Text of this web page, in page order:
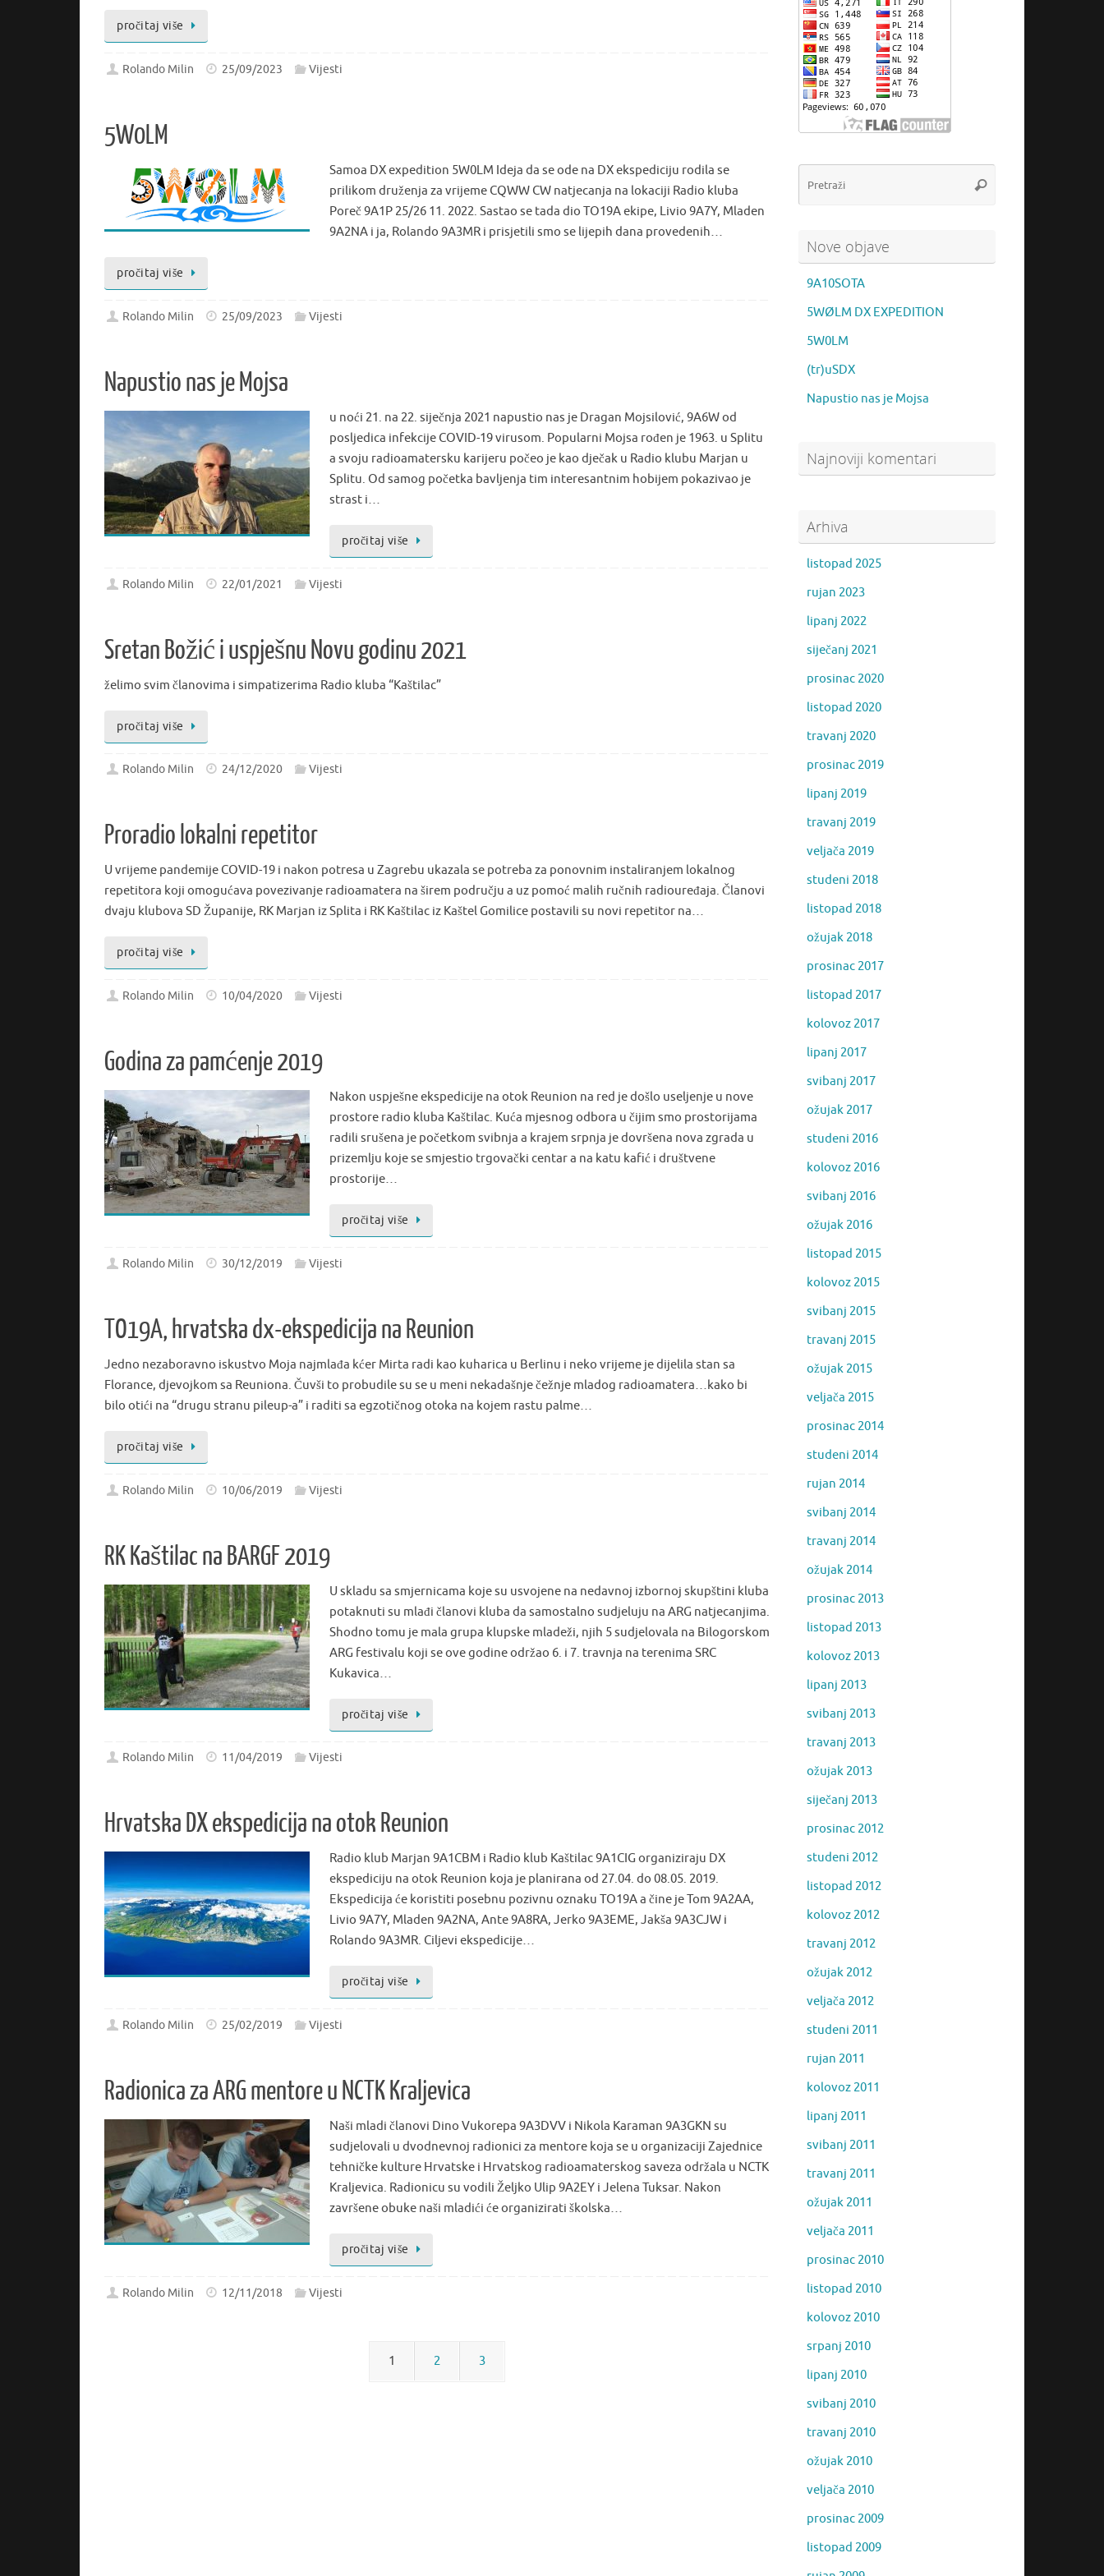
pročitaj više
Rolando Milin 25/09/2023 Vijesti
5W0LM
Samoa DX expedition 5W0LM Ideja da se ode na DX ekspediciju rodila se
prilikom druženja za vrijeme CQWW CW natjecanja na lokaciji Radio kluba
Poreč 9A1P 25/26 11. 2022. Sastao se tada dio TO19A ekipe, Livio 9A7Y, Mladen
9A2NA i ja, Rolando 9A3MR i prisjetili smo se lijepih dana provedenih…
pročitaj više
Rolando Milin 25/09/2023 Vijesti
Napustio nas je Mojsa
u noći 21. na 22. siječnja 2021 napustio nas je Dragan Mojsilović, 9A6W od
posljedica infekcije COVID-19 virusom. Popularni Mojsa rođen je 1963. u Splitu
a svoju radioamatersku karijeru počeo je kao dječak u Radio klubu Marjan u
Splitu. Od samog početka bavljenja tim interesantnim hobijem pokazivao je
strast i…
pročitaj više
Rolando Milin 22/01/2021 Vijesti
Sretan Božić i uspješnu Novu godinu 2021
želimo svim članovima i simpatizerima Radio kluba “Kaštilac”
pročitaj više
Rolando Milin 24/12/2020 Vijesti
Proradio lokalni repetitor
U vrijeme pandemije COVID-19 i nakon potresa u Zagrebu ukazala se potreba za ponovnim instaliranjem lokalnog
repetitora koji omogućava povezivanje radioamatera na širem području a uz pomoć malih ručnih radiouređaja. Članovi
dvaju klubova SD Županije, RK Marjan iz Splita i RK Kaštilac iz Kaštel Gomilice postavili su novi repetitor na…
pročitaj više
Rolando Milin 10/04/2020 Vijesti
Godina za pamćenje 2019
Nakon uspješne ekspedicije na otok Reunion na red je došlo useljenje u nove
prostore radio kluba Kaštilac. Kuća mjesnog odbora u čijim smo prostorijama
radili srušena je početkom svibnja a krajem srpnja je dovršena nova zgrada u
prizemlju koje se smjestio trgovački centar a na katu kafić i društvene
prostorije…
pročitaj više
Rolando Milin 30/12/2019 Vijesti
TO19A, hrvatska dx-ekspedicija na Reunion
Jedno nezaboravno iskustvo Moja najmlađa kćer Mirta radi kao kuharica u Berlinu i neko vrijeme je dijelila stan sa
Florance, djevojkom sa Reuniona. Čuvši to probudile su se u meni nekadašnje čežnje mladog radioamatera…kako bi
bilo otići na “drugu stranu pileup-a” i raditi sa egzotičnog otoka na kojem rastu palme…
pročitaj više
Rolando Milin 10/06/2019 Vijesti
RK Kaštilac na BARGF 2019
U skladu sa smjernicama koje su usvojene na nedavnoj izbornoj skupštini kluba
potaknuti su mlađi članovi kluba da samostalno sudjeluju na ARG natjecanjima.
Shodno tomu je mala grupa klupske mladeži, njih 5 sudjelovala na Bilogorskom
ARG festivalu koji se ove godine održao 6. i 7. travnja na terenima SRC
Kukavica…
pročitaj više
Rolando Milin 11/04/2019 Vijesti
Hrvatska DX ekspedicija na otok Reunion
Radio klub Marjan 9A1CBM i Radio klub Kaštilac 9A1CIG organiziraju DX
ekspediciju na otok Reunion koja je planirana od 27.04. do 08.05. 2019.
Ekspedicija će koristiti posebnu pozivnu oznaku TO19A a čine je Tom 9A2AA,
Livio 9A7Y, Mladen 9A2NA, Ante 9A8RA, Jerko 9A3EME, Jakša 9A3CJW i
Rolando 9A3MR. Ciljevi ekspedicije…
pročitaj više
Rolando Milin 25/02/2019 Vijesti
Radionica za ARG mentore u NCTK Kraljevica
Naši mladi članovi Dino Vukorepa 9A3DVV i Nikola Karaman 9A3GKN su
sudjelovali u dvodnevnoj radionici za mentore koja se u organizaciji Zajednice
tehničke kulture Hrvatske i Hrvatskog radioamaterskog saveza održala u NCTK
Kraljevica. Radionicu su vodili Željko Ulip 9A2EY i Jelena Tuksar. Nakon
završene obuke naši mladići će organizirati školska…
pročitaj više
Rolando Milin 12/11/2018 Vijesti
1 2 3
Pretraži
Nove objave
9A10SOTA
5WØLM DX EXPEDITION
5W0LM
(tr)uSDX
Napustio nas je Mojsa
Najnoviji komentari
Arhiva
listopad 2025
rujan 2023
lipanj 2022
siječanj 2021
prosinac 2020
listopad 2020
travanj 2020
prosinac 2019
lipanj 2019
travanj 2019
veljača 2019
studeni 2018
listopad 2018
ožujak 2018
prosinac 2017
listopad 2017
kolovoz 2017
lipanj 2017
svibanj 2017
ožujak 2017
studeni 2016
kolovoz 2016
svibanj 2016
ožujak 2016
listopad 2015
kolovoz 2015
svibanj 2015
travanj 2015
ožujak 2015
veljača 2015
prosinac 2014
studeni 2014
rujan 2014
svibanj 2014
travanj 2014
ožujak 2014
prosinac 2013
listopad 2013
kolovoz 2013
lipanj 2013
svibanj 2013
travanj 2013
ožujak 2013
siječanj 2013
prosinac 2012
studeni 2012
listopad 2012
kolovoz 2012
travanj 2012
ožujak 2012
veljača 2012
studeni 2011
rujan 2011
kolovoz 2011
lipanj 2011
svibanj 2011
travanj 2011
ožujak 2011
veljača 2011
prosinac 2010
listopad 2010
kolovoz 2010
srpanj 2010
lipanj 2010
svibanj 2010
travanj 2010
ožujak 2010
veljača 2010
prosinac 2009
listopad 2009